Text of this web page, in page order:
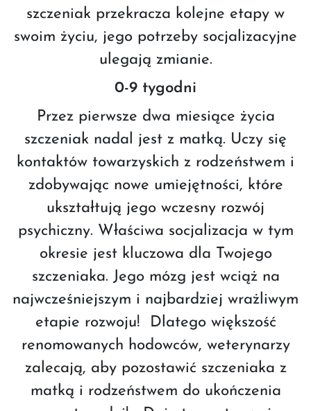
szczeniak przekracza kolejne etapy w
swoim życiu, jego potrzeby socjalizacyjne
ulegają zmianie.
0-9 tygodni
Przez pierwsze dwa miesiące życia
szczeniak nadal jest z matką. Uczy się
kontaktów towarzyskich z rodzeństwem i
zdobywając nowe umiejętności, które
ukształtują jego wczesny rozwój
psychiczny. Właściwa socjalizacja w tym
okresie jest kluczowa dla Twojego
szczeniaka. Jego mózg jest wciąż na
najwcześniejszym i najbardziej wrażliwym
etapie rozwoju! Dlatego większość
renomowanych hodowców, weterynarzy
zalecają, aby pozostawić szczeniaka z
matką i rodzeństwem do ukończenia